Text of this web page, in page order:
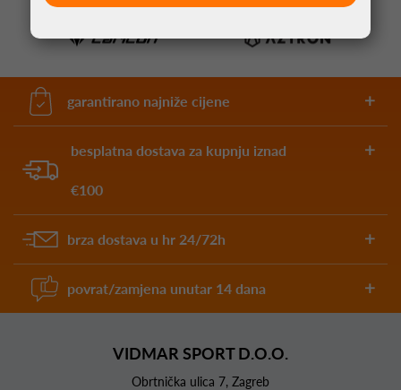
garantirano najniže cijene
besplatna dostava za kupnju iznad
€100
brza dostava u hr 24/72h
povrat/zamjena unutar 14 dana
VIDMAR SPORT D.O.O.
Obrtnička ulica 7, Zagreb